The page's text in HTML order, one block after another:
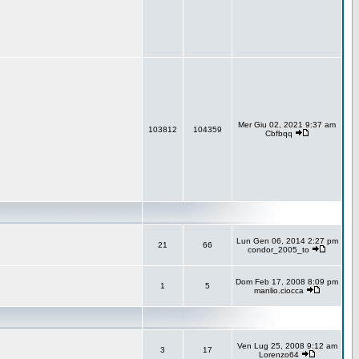
103812 104359
Mer Giu 02, 2021 9:37 am
Cbfbqq
21 66
Lun Gen 06, 2014 2:27 pm
condor_2005_to
1 5
Dom Feb 17, 2008 8:09 pm
manlio.ciocca
3 17
Ven Lug 25, 2008 9:12 am
Lorenzo64